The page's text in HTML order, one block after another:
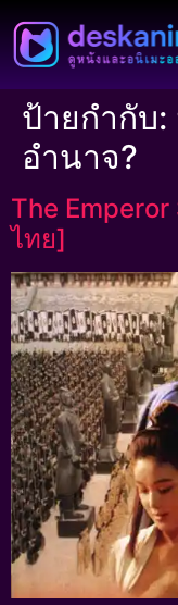
ป้ายกำกับ:
อำนาจ?
The
ไทย]